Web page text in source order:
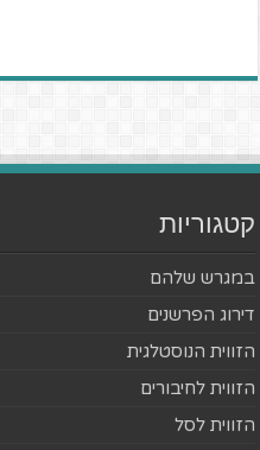
קטגוריות
במגרש שלהם
דירוג הפרשנים
הזווית הנוסטלגית
הזווית לחיבורים
הזווית לסל